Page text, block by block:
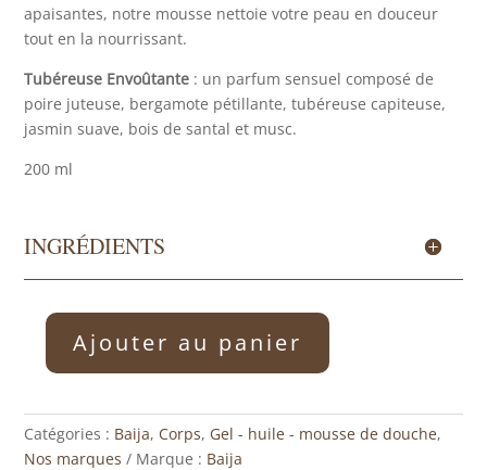
apaisantes, notre mousse nettoie votre peau en douceur
tout en la nourrissant.
Tubéreuse Envoûtante : un parfum sensuel composé de
poire juteuse, bergamote pétillante, tubéreuse capiteuse,
jasmin suave, bois de santal et musc.
200 ml
INGRÉDIENTS
quantité
de
douche
Ajouter au panier
Catégories : Baija, Corps, Gel - huile - mousse de douche,
Nos marques
Marque : Baija